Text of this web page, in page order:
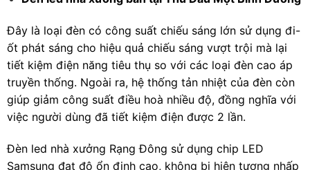
Đây là loại đèn có công suất chiếu sáng lớn sử dụng đi-
ốt phát sáng cho hiệu quả chiếu sáng vượt trội mà lại
tiết kiệm điện năng tiêu thụ so với các loại đèn cao áp
truyền thống. Ngoài ra, hệ thống tản nhiệt của đèn còn
giúp giảm công suất điều hoà nhiều độ, đồng nghĩa với
việc người dùng đã tiết kiệm điện được 2 lần.
Đèn led nhà xưởng Rạng Đông sử dụng chip LED
Samsung đạt độ ổn định cao, không bị hiện tượng nhấp